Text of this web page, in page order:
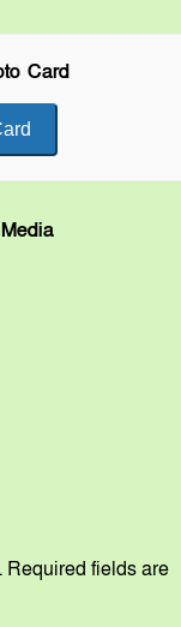
Card
Required fields are